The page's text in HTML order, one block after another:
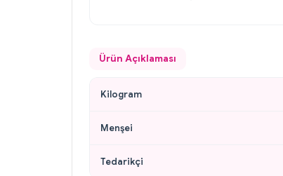
Ürün Açıklaması
Kilogram
Menşei
Tedarikçi